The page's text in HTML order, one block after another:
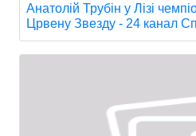
Анатолій Трубін у Лізі
Црвену Звезду - 24 канал